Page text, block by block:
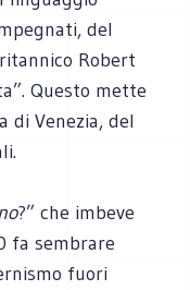
del
Robert
Questo mette
di Venezia, del
?” che imbeve
fa sembrare
fuori